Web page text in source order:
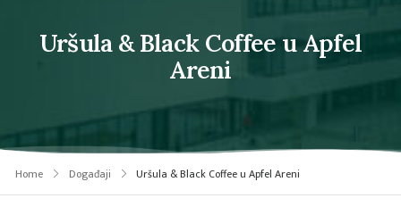
Uršula & Black Coffee u Apfel
Areni
Home Događaji Uršula & Black Coffee u Apfel Areni